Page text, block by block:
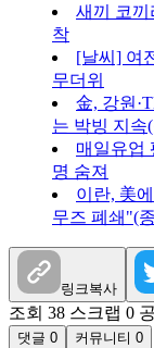
새끼 코
착
[날씨] 여
무더위
金, 강원
는 박빙 지속
매일유업
명 숨져
이란, 美
무즈 폐쇄"(
링크복사
조회 38 스크랩 0
댓글 0 커뮤니티 0